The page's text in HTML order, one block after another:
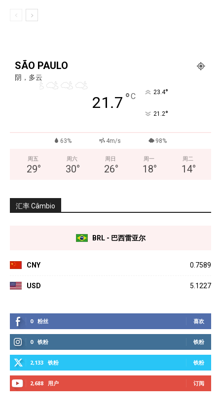
SÃO PAULO
阴，多云
21.7 °C 23.4°
21.2°
63% 4m/s 98%
周五
29°
周六
30°
周日
26°
周一
18°
周二
14°
汇率 Câmbio
BRL - 巴西雷亚尔
CNY 0.7589
USD 5.1227
0 粉丝 喜欢
0 铁粉 铁粉
2,133 铁粉 铁粉
2,688 用户 订阅